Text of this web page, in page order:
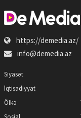
https://demedia.az/
info@demedia.az
Siyasət
İqtisadiyyat
Ölkə